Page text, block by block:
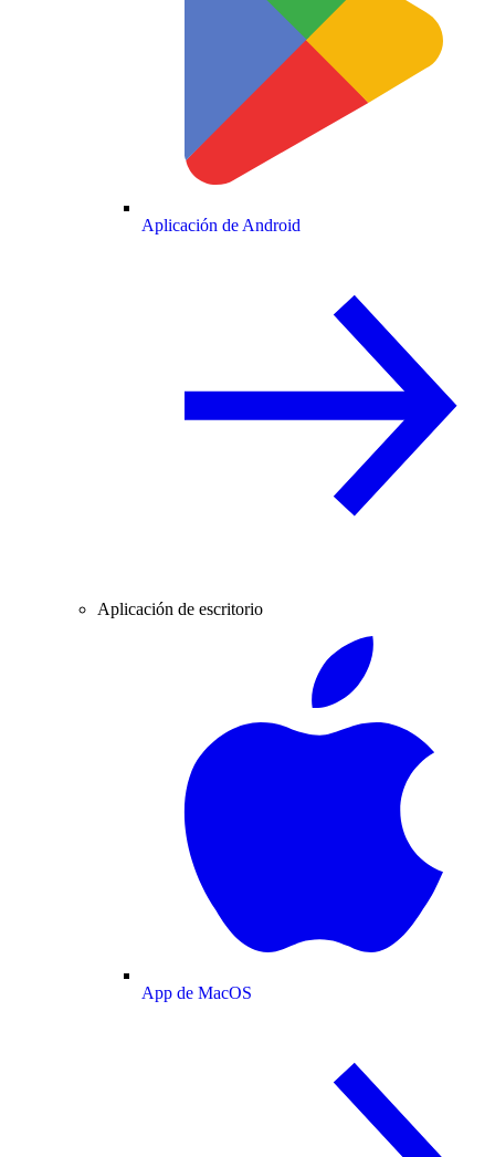
Aplicación de Android
Aplicación de escritorio
App de MacOS